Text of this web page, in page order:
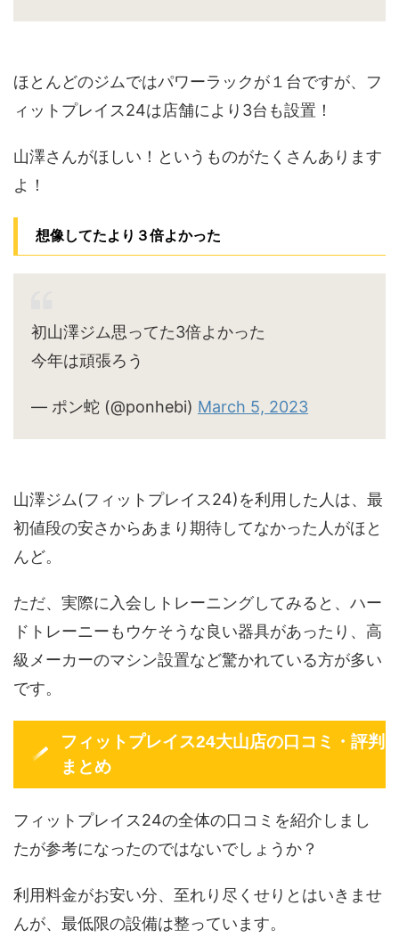
ほとんどのジムではパワーラックが１台ですが、フ
ィットプレイス24は店舗により3台も設置！
山澤さんがほしい！というものがたくさんあります
よ！
想像してたより３倍よかった
初山澤ジム思ってた3倍よかった
今年は頑張ろう
— ポン蛇 (@ponhebi) March 5, 2023
山澤ジム(フィットプレイス24)を利用した人は、最
初値段の安さからあまり期待してなかった人がほと
んど。
ただ、実際に入会しトレーニングしてみると、ハー
ドトレーニーもウケそうな良い器具があったり、高
級メーカーのマシン設置など驚かれている方が多い
です。
フィットプレイス24大山店の口コミ・評判
まとめ
フィットプレイス24の全体の口コミを紹介しまし
たが参考になったのではないでしょうか？
利用料金がお安い分、至れり尽くせりとはいきませ
んが、最低限の設備は整っています。